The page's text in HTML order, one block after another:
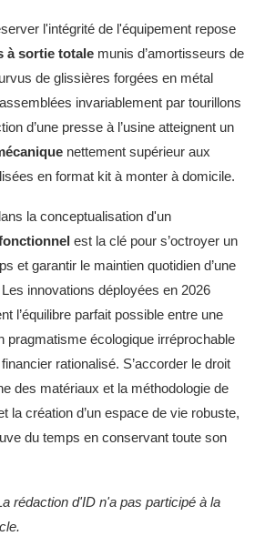
l'intégrité de l'équipement repose
à sortie totale munis d’amortisseurs de
de glissières forgées en métal
invariablement par tourillons
d’une presse à l’usine atteignent un
nettement supérieur aux
en format kit à monter à domicile.
la conceptualisation d'un
est la clé pour s’octroyer un
et garantir le maintien quotidien d’une
innovations déployées en 2026
l’équilibre parfait possible entre une
pragmatisme écologique irréprochable
rationalisé. S’accorder le droit
des matériaux et la méthodologie de
la création d’un espace de vie robuste,
du temps en conservant toute son
rédaction d'ID n'a pas participé à la